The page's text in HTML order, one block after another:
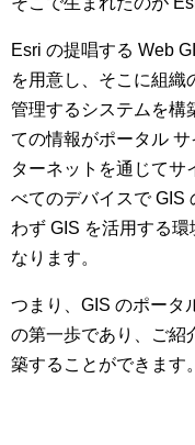
Esri の提唱する Web
を用意し、そこに組織
管理するシステムを構
ての情報がポータル
ターネットを通じてサ
べてのデバイスで GIS
わず GIS を活用する
なります。
つまり、GIS のポータ
の第一歩であり、ご紹
築することができます。